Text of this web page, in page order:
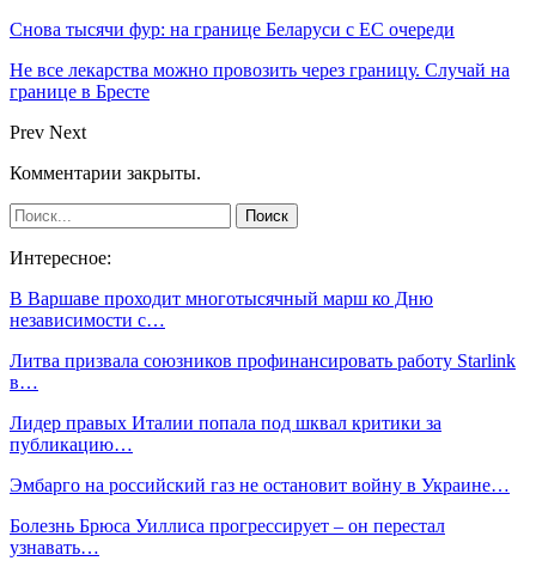
Снова тысячи фур: на границе Беларуси с ЕС очереди
Не все лекарства можно провозить через границу. Случай на
границе в Бресте
Prev Next
Комментарии закрыты.
Интересное:
В Варшаве проходит многотысячный марш ко Дню
независимости с…
Литва призвала союзников профинансировать работу Starlink
в…
Лидер правых Италии попала под шквал критики за
публикацию…
Эмбарго на российский газ не остановит войну в Украине…
Болезнь Брюса Уиллиса прогрессирует – он перестал
узнавать…